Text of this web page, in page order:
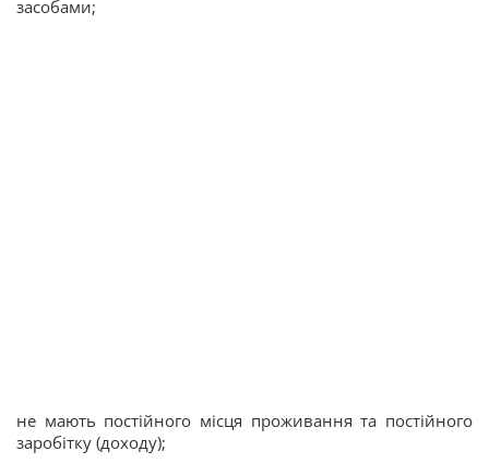
засобами;
не мають постійного місця проживання та постійного
заробітку (доходу);